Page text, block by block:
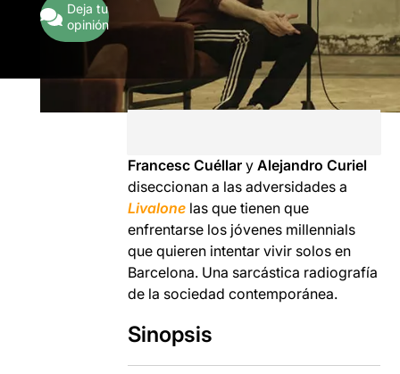
Deja tu
opinión
Francesc Cuéllar yAlejandro Curiel
diseccionan a las adversidades a
Livalone las que tienen que
enfrentarse los jóvenes millennials
que quieren intentar vivir solos en
Barcelona. Una sarcástica radiografía
de la sociedad contemporánea.
Sinopsis